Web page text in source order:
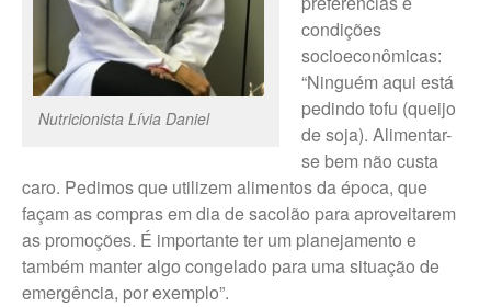
Nutricionista Lívia Daniel
condições
socioeconômicas:
“Ninguém aqui está
pedindo tofu (queijo
de soja). Alimentar-
se bem não custa
caro. Pedimos que utilizem alimentos da época, que
façam as compras em dia de sacolão para aproveitarem
as promoções. É importante ter um planejamento e
também manter algo congelado para uma situação de
emergência, por exemplo”.